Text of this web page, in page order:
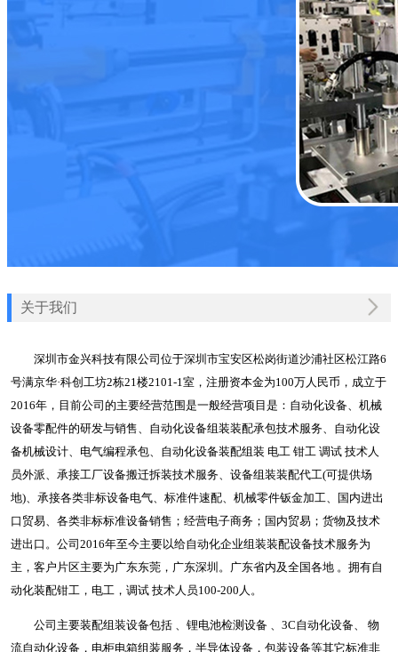
关于我们
深圳市金兴科技有限公司位于深圳市宝安区松岗街道沙浦社区松江路6
号满京华·科创工坊2栋21楼2101-1室，注册资本金为100万人民币，成立于
2016年，目前公司的主要经营范围是一般经营项目是：自动化设备、机械
设备零配件的研发与销售、自动化设备组装装配承包技术服务、自动化设
备机械设计、电气编程承包、自动化设备装配组装 电工 钳工 调试 技术人
员外派、承接工厂设备搬迁拆装技术服务、设备组装装配代工(可提供场
地)、承接各类非标设备电气、标准件速配、机械零件钣金加工、国内进出
口贸易、各类非标标准设备销售；经营电子商务；国内贸易；货物及技术
进出口。公司2016年至今主要以给自动化企业组装装配设备技术服务为
主，客户片区主要为广东东莞，广东深圳。广东省内及全国各地 。拥有自
动化装配钳工，电工，调试 技术人员100-200人。
公司主要装配组装设备包括 、锂电池检测设备 、3C自动化设备、 物
流自动化设备，电柜电箱组装服务，半导体设备，包装设备等其它标准非